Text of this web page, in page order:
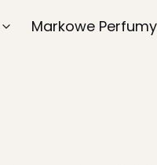
Markowe Perfumy